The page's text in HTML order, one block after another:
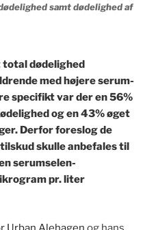
samt dødelighed af
total dødelighed
med højere serum-
specifikt var der en 56%
og en 43% øget
Derfor foreslog de
skulle anbefales til
serumselen-
pr. liter